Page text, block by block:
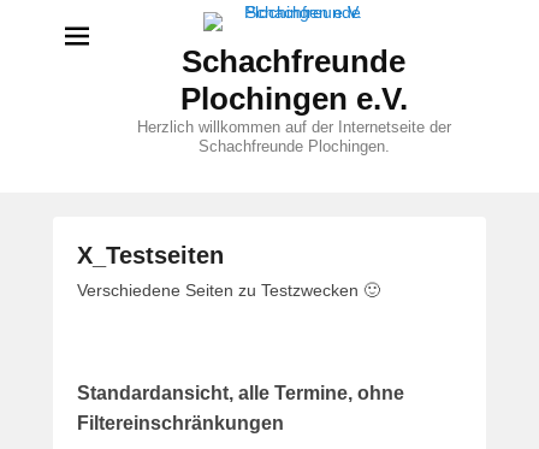
Schachfreunde
Plochingen e.V.
Herzlich willkommen auf der Internetseite der
Schachfreunde Plochingen.
X_Testseiten
V
f
f
Verschiedene Seiten zu Testzwecken 🙂
Standardansicht, alle Termine, ohne
Filtereinschränkungen